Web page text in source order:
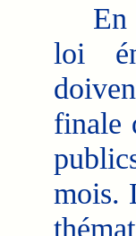
En
loi
finale
mois.